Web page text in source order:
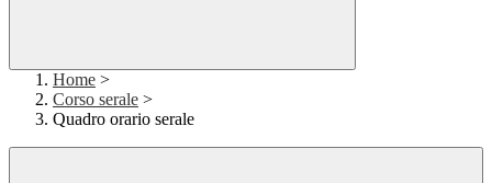
Home >
Corso serale >
Quadro orario serale